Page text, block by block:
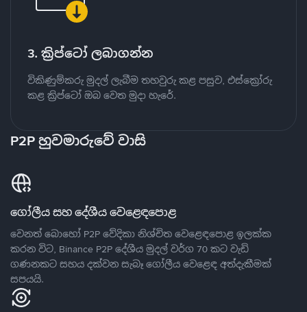
3. ක්‍රිප්ටෝ ලබාගන්න
විකිණුම්කරු මුදල් ලැබීම තහවුරු කළ පසුව, එස්ක්‍රෝරු
කළ ක්‍රිප්ටෝ ඔබ වෙත මුදා හැරේ.
P2P හුවමාරුවේ වාසි
ගෝලීය සහ දේශීය වෙළෙඳපොළ
වෙනත් බොහෝ P2P වේදිකා නිශ්චිත වෙළෙඳපොළ ඉලක්ක
කරන විට, Binance P2P දේශීය මුදල් වර්ග 70 කට වැඩි
ගණනකට සහය දක්වන සැබෑ ගෝලීය වෙළෙඳ අත්දැකීමක්
සපයයි.